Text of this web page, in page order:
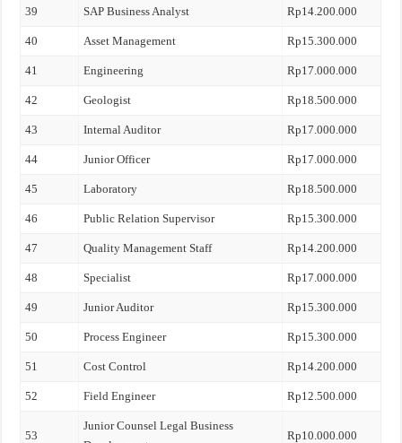
39 SAP Business Analyst Rp14.200.000
40 Asset Management Rp15.300.000
41 Engineering Rp17.000.000
42 Geologist Rp18.500.000
43 Internal Auditor Rp17.000.000
44 Junior Officer Rp17.000.000
45 Laboratory Rp18.500.000
46 Public Relation Supervisor Rp15.300.000
47 Quality Management Staff Rp14.200.000
48 Specialist Rp17.000.000
49 Junior Auditor Rp15.300.000
50 Process Engineer Rp15.300.000
51 Cost Control Rp14.200.000
52 Field Engineer Rp12.500.000
53
Junior Counsel Legal Business
Rp10.000.000